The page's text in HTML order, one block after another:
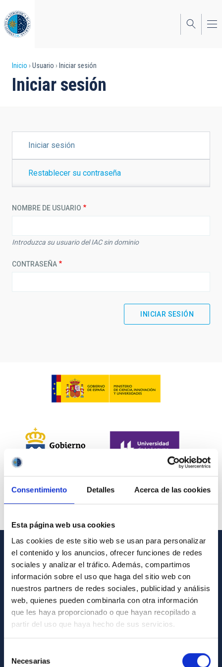
Consentimiento Detalles Acerca de las cookies
Esta página web usa cookies
Las cookies de este sitio web se usan para personalizar
el contenido y los anuncios, ofrecer funciones de redes
sociales y analizar el tráfico. Además, compartimos
información sobre el uso que haga del sitio web con
nuestros partners de redes sociales, publicidad y análisis
web, quienes pueden combinarla con otra información
que les haya proporcionado o que hayan recopilado a
partir del uso que haya hecho de sus servicios.
Necesarias
al
contenido
principal
Sobrescribir
enlaces
la
navegación
Inicio Usuario Iniciar sesión
Iniciar sesión
PRINCIPALES
Iniciar sesión
Restablecer su contraseña
NOMBRE DE USUARIO
Introduzca su usuario del IAC sin dominio
CONTRASEÑA
INFORMACIÓN GENERAL
Contacto
Cómo llegar al IAC
Directorio de personal
Biblioteca